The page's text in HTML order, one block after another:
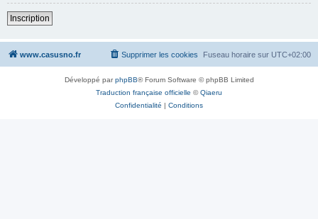
Inscription
www.casusno.fr Fuseau horaire sur UTC+02:00
Supprimer les cookies
Développé parphpBB® Forum Software © phpBB Limited
Traduction française officielle ©Qiaeru
Confidentialité | Conditions